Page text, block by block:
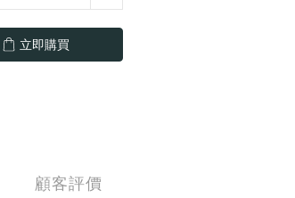
立即購買
顧客評價